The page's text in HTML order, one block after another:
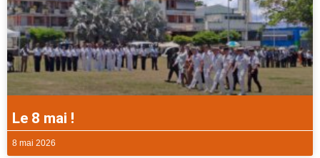
Le 8 mai !
8 mai 2026